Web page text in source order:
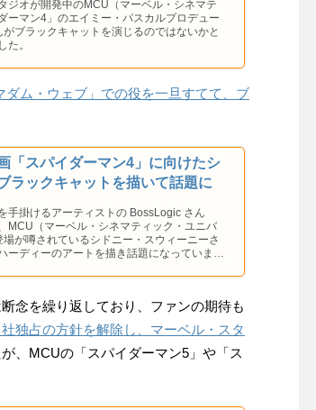
ジオが開発中のMCU（マーベル・シネマテ
ーマン4」のエイミー・パスカルプロデュー
ブラックキャットを演じるのではないかと
た。
ム・ウェブ」での役を一旦すてて、ブ
「スパイダーマン4」に向けたシ
ラックキャットを描いて話題に
手掛けるアーティストの BossLogic さん
MCU（マーベル・シネマティック・ユニバ
が噂されているシドニー・スウィーニーさ
ーディーのアートを描き話題になっていま
念を繰り返しており、ファンの期待も
独占の方針を解除し、マーベル・スタ
、MCUの「スパイダーマン5」や「ス